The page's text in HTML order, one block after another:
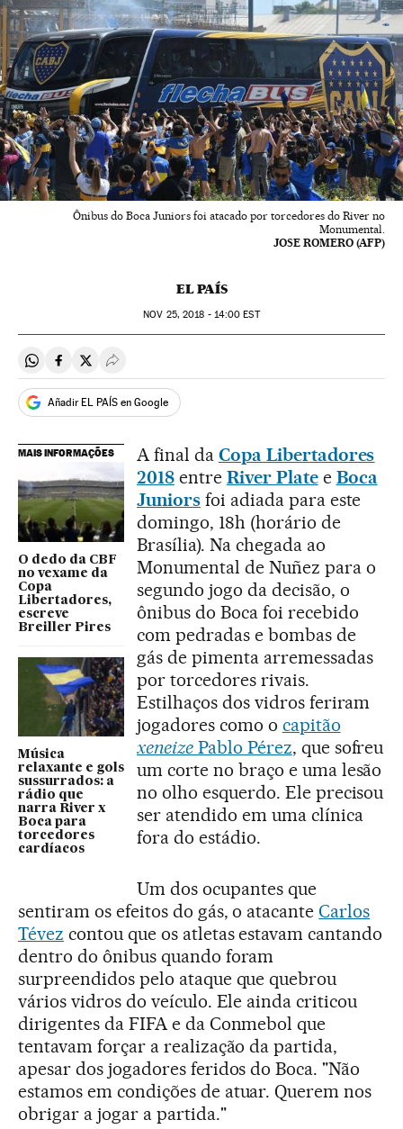
Ônibus do Boca Juniors foi atacado por torcedores do River no
Monumental.
JOSE ROMERO (AFP)
EL PAÍS
NOV 25, 2018 - 14:00 EST
Compartir en Whatsapp
Compartir en Facebook
Compartir en Twitter
Desplegar Redes Sociales
Añadir EL PAÍS en Google
MAIS INFORMAÇÕES
O dedo da CBF
no vexame da
Copa
Libertadores,
escreve
Breiller Pires
Música
relaxante e gols
sussurrados: a
rádio que
narra River x
Boca para
torcedores
cardíacos
A final da Copa Libertadores
2018entre River Platee Boca
Juniorsfoi adiada para este
domingo, 18h (horário de
Brasília). Na chegada ao
Monumental de Nuñez para o
segundo jogo da decisão, o
ônibus do Boca foi recebido
com pedradas e bombas de
gás de pimenta arremessadas
por torcedores rivais.
Estilhaços dos vidros feriram
jogadores como o capitão
xeneizePablo Pérez, que sofreu
um corte no braço e uma lesão
no olho esquerdo. Ele precisou
ser atendido em uma clínica
fora do estádio.
Um dos ocupantes que
sentiram os efeitos do gás, o atacanteCarlos
Tévez contou que os atletas estavam cantando
dentro do ônibus quando foram
surpreendidos pelo ataque que quebrou
vários vidros do veículo. Ele ainda criticou
dirigentes da FIFA e da Conmebol que
tentavam forçar a realização da partida,
apesar dos jogadores feridos do Boca. "Não
estamos em condições de atuar. Querem nos
obrigar a jogar a partida."